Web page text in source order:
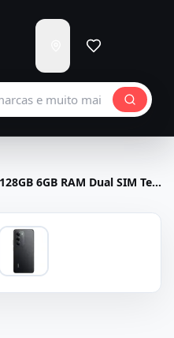
para
Carregando...
6GB RAM Dual SIM Tela